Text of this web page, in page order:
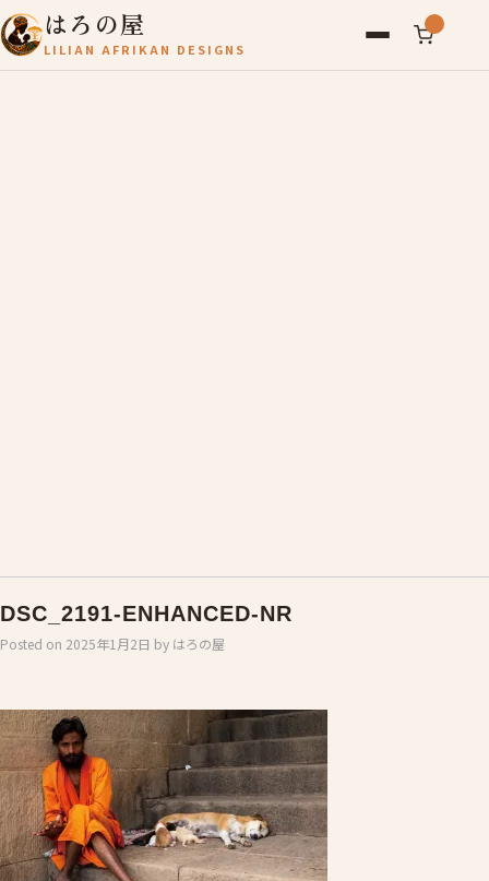
はろの屋
LILIAN AFRIKAN DESIGNS
DSC_2191-ENHANCED-NR
Posted on 2025年1月2日 by はろの屋